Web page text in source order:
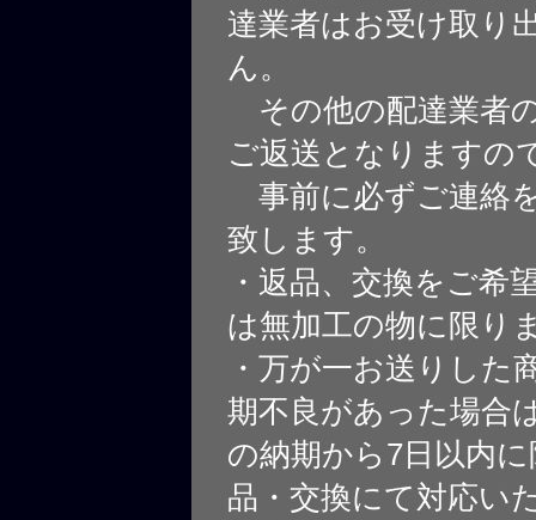
達業者はお受け取り
ん。
その他の配達業者
ご返送となりますの
事前に必ずご連絡
致します。
・返品、交換をご希
は無加工の物に限り
・万が一お送りした
期不良があった場合
の納期から7日以内
品・交換にて対応い